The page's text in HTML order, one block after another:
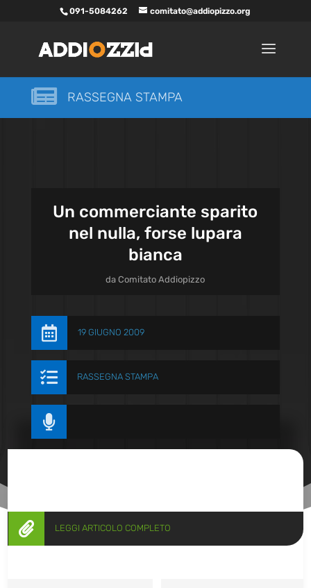
091-5084262 comitato@addiopizzo.org
 RASSEGNA STAMPA
Un commerciante sparito
nel nulla, forse lupara
bianca
daComitato Addiopizzo
 19 GIUGNO 2009
 RASSEGNA STAMPA

 LEGGI ARTICOLO COMPLETO